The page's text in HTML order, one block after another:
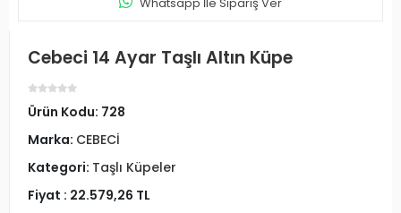
Cebeci 14 Ayar Taşlı Altın Küpe
Ürün Kodu: 728
Marka: CEBECİ
Kategori: Taşlı Küpeler
Fiyat : 22.579,26 TL